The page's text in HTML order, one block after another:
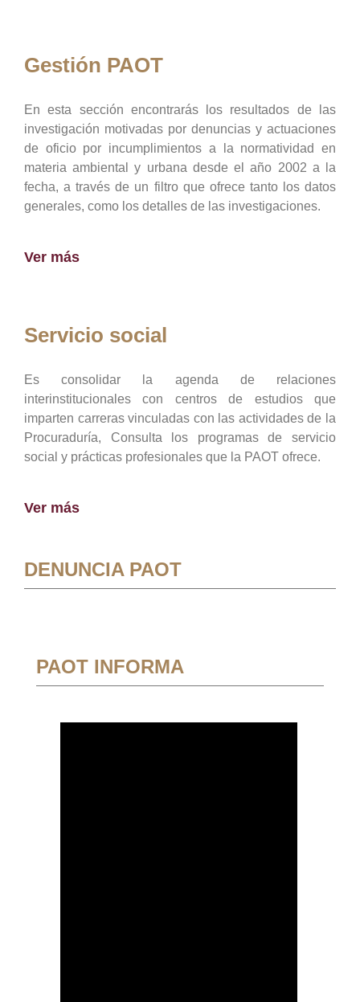
Gestión PAOT
En esta sección encontrarás los resultados de las
investigación motivadas por denuncias y actuaciones
de oficio por incumplimientos a la normatividad en
materia ambiental y urbana desde el año 2002 a la
fecha, a través de un filtro que ofrece tanto los datos
generales, como los detalles de las investigaciones.
Ver más
Servicio social
Es consolidar la agenda de relaciones
interinstitucionales con centros de estudios que
imparten carreras vinculadas con las actividades de la
Procuraduría, Consulta los programas de servicio
social y prácticas profesionales que la PAOT ofrece.
Ver más
DENUNCIA PAOT
PAOT INFORMA